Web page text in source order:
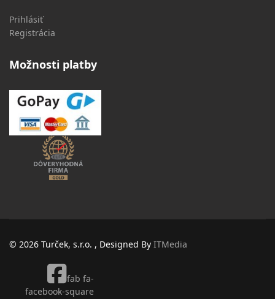
Prihlásiť
Registrácia
Možnosti platby
© 2026 Turček, s.r.o. , Designed By ITMedia
fab fa-
facebook-square